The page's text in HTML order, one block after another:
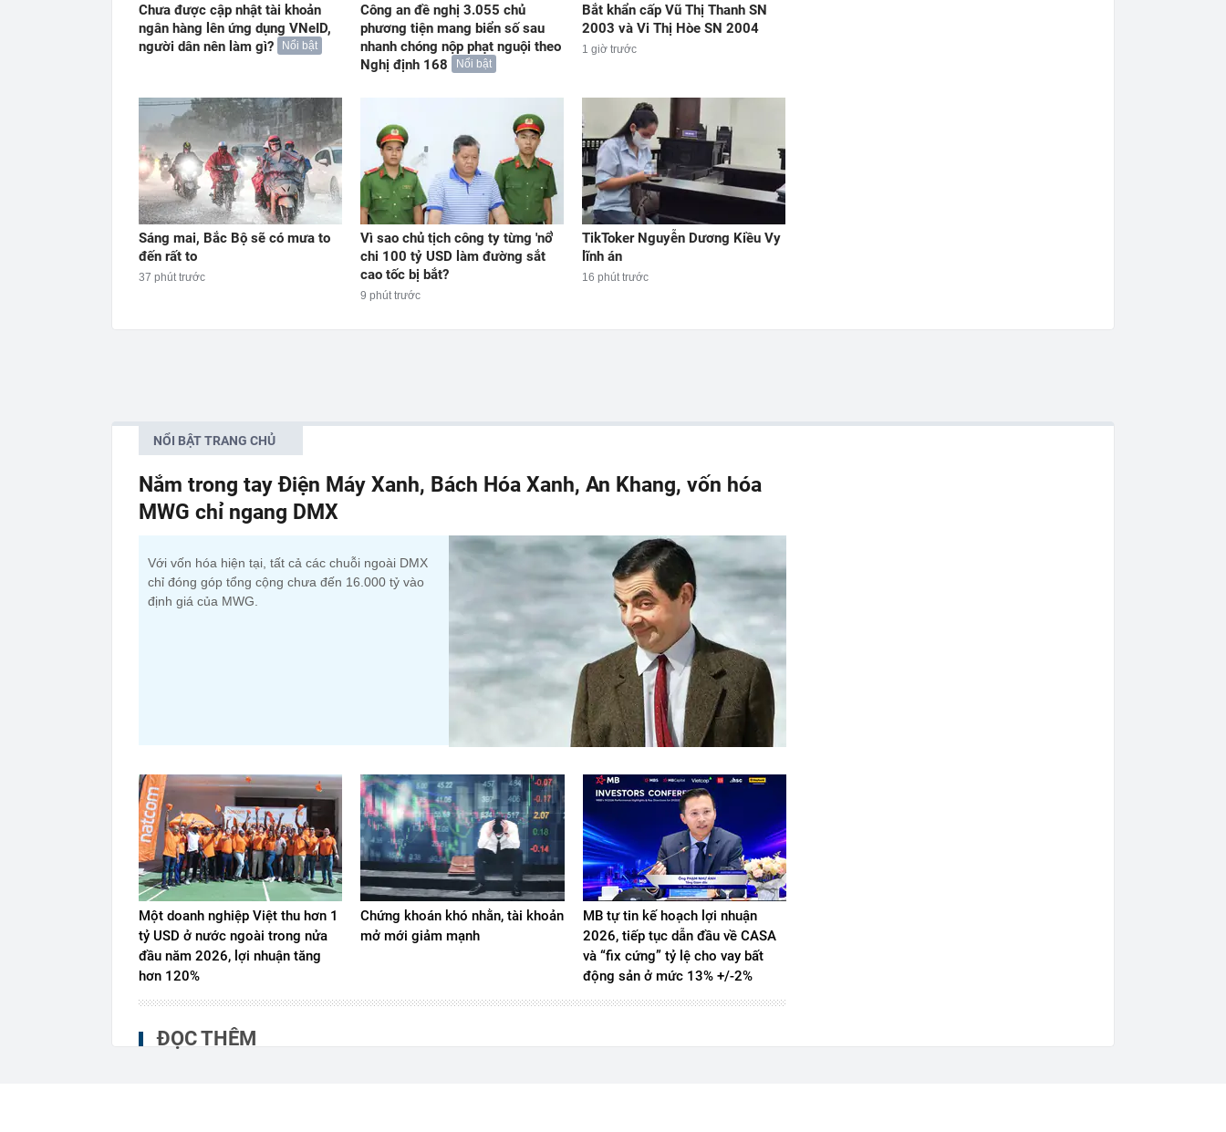
Chưa được cập nhật tài khoản
ngân hàng lên ứng dụng VNeID,
người dân nên làm gì?
Nổi bật
Công an đề nghị 3.055 chủ
phương tiện mang biển số sau
nhanh chóng nộp phạt nguội theo
Nghị định 168
Nổi bật
Bắt khẩn cấp Vũ Thị Thanh SN
2003 và Vi Thị Hòe SN 2004
1 giờ trước
Sáng mai, Bắc Bộ sẽ có mưa to
đến rất to
37 phút trước
Vì sao chủ tịch công ty từng 'nổ'
chi 100 tỷ USD làm đường sắt
cao tốc bị bắt?
9 phút trước
TikToker Nguyễn Dương Kiều Vy
lĩnh án
16 phút trước
NỔI BẬT TRANG CHỦ
Nắm trong tay Điện Máy Xanh, Bách Hóa Xanh, An Khang, vốn hóa
MWG chỉ ngang DMX
Với vốn hóa hiện tại, tất cả các chuỗi ngoài DMX
chỉ đóng góp tổng cộng chưa đến 16.000 tỷ vào
định giá của MWG.
Một doanh nghiệp Việt thu hơn 1
tỷ USD ở nước ngoài trong nửa
đầu năm 2026, lợi nhuận tăng
hơn 120%
Chứng khoán khó nhằn, tài khoản
mở mới giảm mạnh
MB tự tin kế hoạch lợi nhuận
2026, tiếp tục dẫn đầu về CASA
và “fix cứng” tỷ lệ cho vay bất
động sản ở mức 13% +/-2%
ĐỌC THÊM